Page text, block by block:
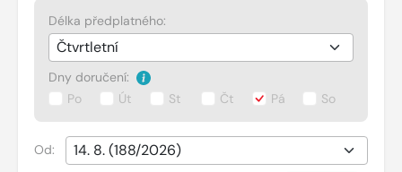
Délka předplatného:
Dny doručení:
Po
Út St Čt Pá So
Od: